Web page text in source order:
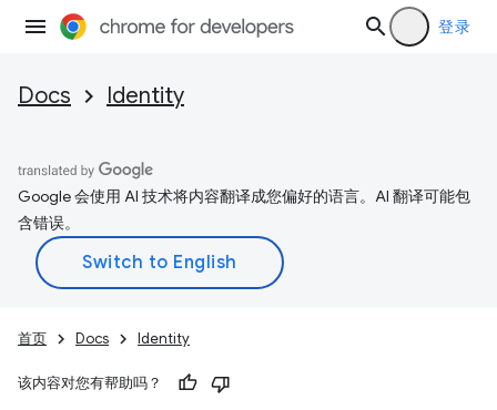
登录
Docs Identity
Google 会使用 AI 技术将内容翻译成您偏好的语言。AI 翻译可能包
含错误。
首页 Docs Identity
该内容对您有帮助吗？